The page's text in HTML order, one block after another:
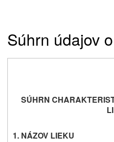
Súhrn údajov
SÚHRN
1. NÁZOV LIEKU